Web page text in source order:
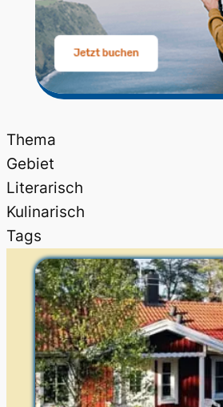
Thema
Gebiet
Literarisch
Kulinarisch
Tags